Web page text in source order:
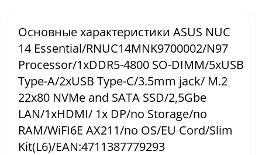
Основные характеристики ASUS NUC
14 Essential/RNUC14MNK9700002/N97
Processor/1xDDR5-4800 SO-DIMM/5xUSB
Type-A/2xUSB Type-C/3.5mm jack/ M.2
22x80 NVMe and SATA SSD/2,5Gbe
LAN/1xHDMI/ 1x DP/no Storage/no
RAM/WiFI6E AX211/no OS/EU Cord/Slim
Kit(L6)/EAN:4711387779293